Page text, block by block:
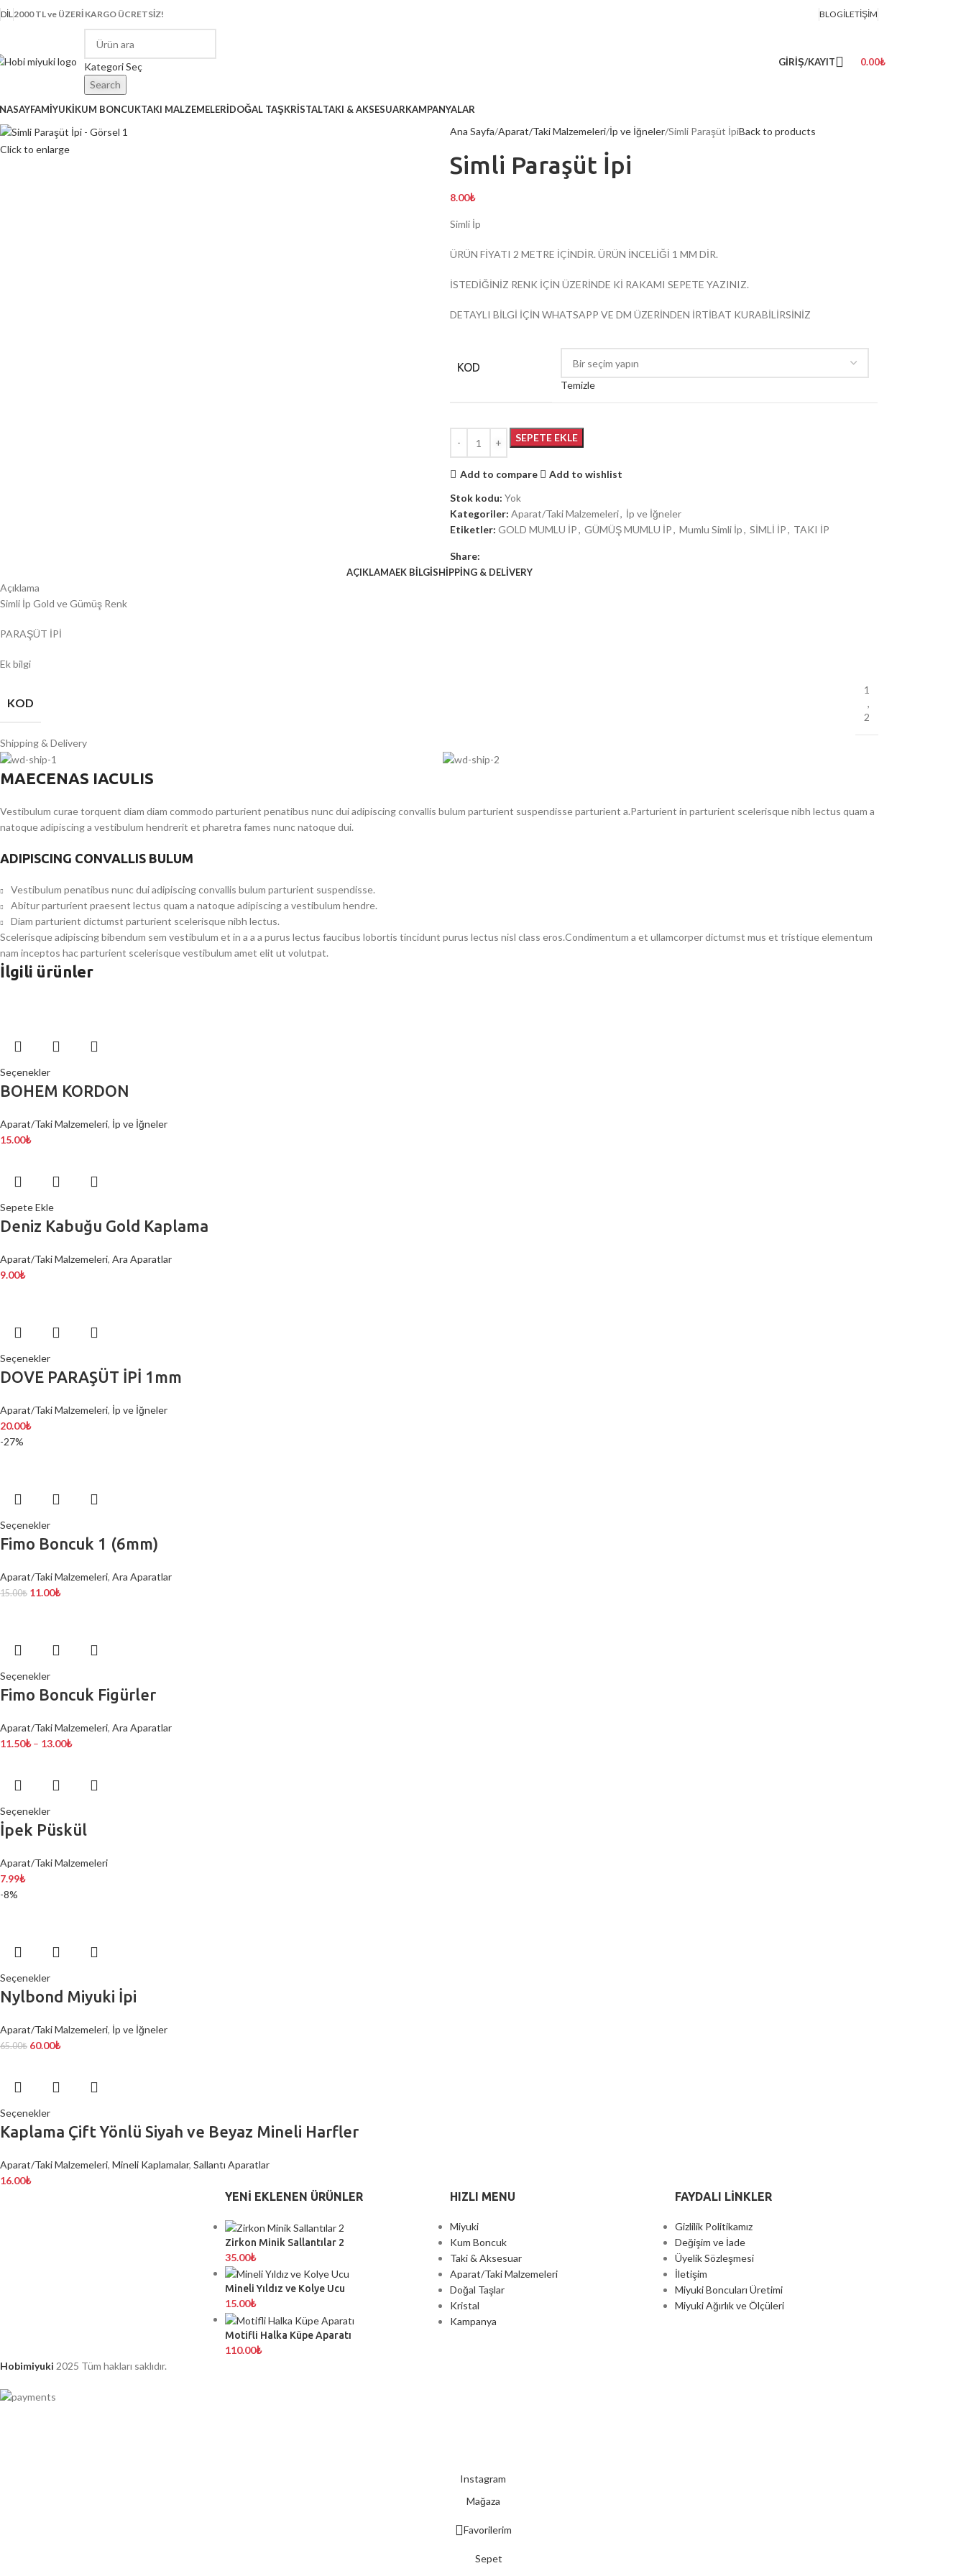
DIL2000 TL ve ÜZERİ KARGO ÜCRETSİZ! BLOGİLETIŞIM
Kategori Seç
Search
GIRIŞ/KAYIT 0.00₺
MİYUKİKUM BONCUKTAKI MALZEMELERİDOĞAL TAŞKRİSTALTAKI & AKSESUARKAMPANYALAR
Click to enlarge
Ana Sayfa Aparat/Taki Malzemeleri İp ve İğneler Simli Paraşüt İpiBack to products
Simli Paraşüt İpi
8.00₺
Simli İp
ÜRÜN FİYATI 2 METRE İÇİNDİR. ÜRÜN İNCELİĞİ 1 MM DİR.
İSTEDİĞİNİZ RENK İÇİN ÜZERİNDE Kİ RAKAMI SEPETE YAZINIZ.
DETAYLI BİLGİ İÇİN WHATSAPP VE DM ÜZERİNDEN İRTİBAT KURABİLİRSİNİZ
KOD
Temizle
SEPETE EKLE
Add to compare
Add to wishlist
Stok kodu: Yok
Kategoriler: Aparat/Taki Malzemeleri, İp ve İğneler
Etiketler: GOLD MUMLU İP, GÜMÜŞ MUMLU İP, Mumlu Simli İp, SİMLİ İP, TAKI İP
Share:
AÇIKLAMAEK BILGISHIPPING & DELIVERY
Açıklama
Simli İp Gold ve Gümüş Renk
PARAŞÜT İPİ
Ek bilgi
KOD
1
,
2
Shipping & Delivery
MAECENAS IACULIS
Vestibulum curae torquent diam diam commodo parturient penatibus nunc dui adipiscing convallis bulum parturient suspendisse parturient a.Parturient in parturient scelerisque nibh lectus quam a
natoque adipiscing a vestibulum hendrerit et pharetra fames nunc natoque dui.
ADIPISCING CONVALLIS BULUM
Vestibulum penatibus nunc dui adipiscing convallis bulum parturient suspendisse.
Abitur parturient praesent lectus quam a natoque adipiscing a vestibulum hendre.
Diam parturient dictumst parturient scelerisque nibh lectus.
Scelerisque adipiscing bibendum sem vestibulum et in a a a purus lectus faucibus lobortis tincidunt purus lectus nisl class eros.Condimentum a et ullamcorper dictumst mus et tristique elementum
nam inceptos hac parturient scelerisque vestibulum amet elit ut volutpat.
İlgili ürünler
Seçenekler
BOHEM KORDON
Aparat/Taki Malzemeleri, İp ve İğneler
15.00₺
Sepete Ekle
Deniz Kabuğu Gold Kaplama
Aparat/Taki Malzemeleri, Ara Aparatlar
9.00₺
Seçenekler
DOVE PARAŞÜT İPİ 1mm
Aparat/Taki Malzemeleri, İp ve İğneler
20.00₺
-27%
Seçenekler
Fimo Boncuk 1 (6mm)
Aparat/Taki Malzemeleri, Ara Aparatlar
15.00₺ 11.00₺
Seçenekler
Fimo Boncuk Figürler
Aparat/Taki Malzemeleri, Ara Aparatlar
11.50₺ – 13.00₺
Seçenekler
İpek Püskül
Aparat/Taki Malzemeleri
7.99₺
-8%
Seçenekler
Nylbond Miyuki İpi
Aparat/Taki Malzemeleri, İp ve İğneler
65.00₺ 60.00₺
Seçenekler
Kaplama Çift Yönlü Siyah ve Beyaz Mineli Harfler
Aparat/Taki Malzemeleri, Mineli Kaplamalar, Sallantı Aparatlar
16.00₺
YENI EKLENEN ÜRÜNLER
Zirkon Minik Sallantılar 2
35.00₺
Mineli Yıldız ve Kolye Ucu
15.00₺
Motifli Halka Küpe Aparatı
110.00₺
HIZLI MENU
Miyuki
Kum Boncuk
Taki & Aksesuar
Aparat/Taki Malzemeleri
Doğal Taşlar
Kristal
Kampanya
FAYDALI LİNKLER
Gizlilik Politikamız
Değişim ve İade
Üyelik Sözleşmesi
İletişim
Miyuki Boncuları Üretimi
Miyuki Ağırlık ve Ölçüleri
Hobimiyuki 2025 Tüm hakları saklıdır.
Instagram
Mağaza
Favorilerim
Sepet